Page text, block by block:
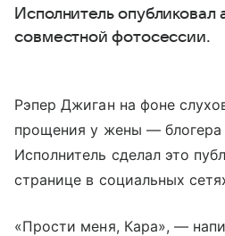
Исполнитель опубликовал
совместной фотосессии.
Рэпер Джиган на фоне
прощения у жены —
Исполнитель сделал это
странице в социальных
«Прости меня, Кара», —